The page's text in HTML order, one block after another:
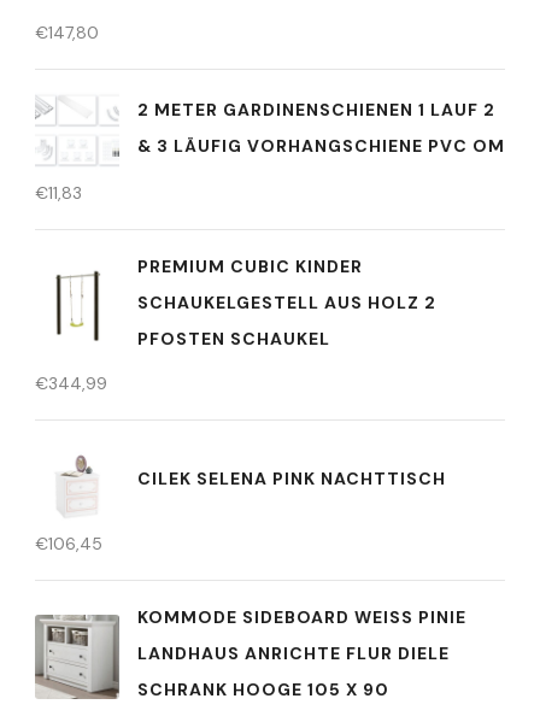
€147,80
2 METER GARDINENSCHIENEN 1 LAUF 2
& 3 LÄUFIG VORHANGSCHIENE PVC OM
€11,83
PREMIUM CUBIC KINDER
SCHAUKELGESTELL AUS HOLZ 2
PFOSTEN SCHAUKEL
€344,99
CILEK SELENA PINK NACHTTISCH
€106,45
KOMMODE SIDEBOARD WEISS PINIE L
ANDHAUS ANRICHTE FLUR DIELE S
CHRANK HOOGE 105 X 90